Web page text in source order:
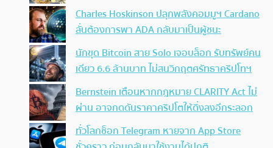
Charles Hoskinson ปลุกพลังคอมมูฯ Cardano
ลั่นต้องการพา ADA กลับมาเป็นผู้ชนะ
นักขุด Bitcoin สาย Solo เจอบล็อก รับทรัพย์คน
เดียว 6.6 ล้านบาท ไม่สนวิกฤตศรัทธาคริปโทฯ
Bernstein เตือนหากกฎหมาย CLARITY Act ไม่
ผ่าน อาจกดดันราคาคริปโตให้ดิ่งลงอีกระลอก
ทั่วโลกช็อก Telegram หายจาก App Store